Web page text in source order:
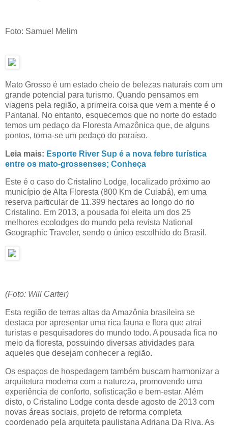
Foto: Samuel Melim
Mato Grosso é um estado cheio de belezas naturais com um
grande potencial para turismo. Quando pensamos em
viagens pela região, a primeira coisa que vem a mente é o
Pantanal. No entanto, esquecemos que no norte do estado
temos um pedaço da Floresta Amazônica que, de alguns
pontos, torna-se um pedaço do paraíso.
Leia mais: Esporte River Sup é a nova febre turística
entre os mato-grossenses; Conheça
Este é o caso do Cristalino Lodge, localizado próximo ao
município de Alta Floresta (800 Km de Cuiabá), em uma
reserva particular de 11.399 hectares ao longo do rio
Cristalino. Em 2013, a pousada foi eleita um dos 25
melhores ecolodges do mundo pela revista National
Geographic Traveler, sendo o único escolhido do Brasil.
(Foto: Will Carter)
Esta região de terras altas da Amazônia brasileira se
destaca por apresentar uma rica fauna e flora que atrai
turistas e pesquisadores do mundo todo. A pousada fica no
meio da floresta, possuindo diversas atividades para
aqueles que desejam conhecer a região.
Os espaços de hospedagem também buscam harmonizar a
arquitetura moderna com a natureza, promovendo uma
experiência de conforto, sofisticação e bem-estar. Além
disto, o Cristalino Lodge conta desde agosto de 2013 com
novas áreas sociais, projeto de reforma completa
coordenado pela arquiteta paulistana Adriana Da Riva. As